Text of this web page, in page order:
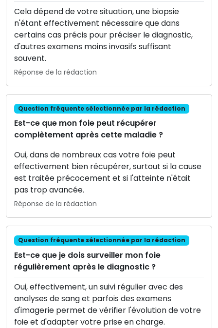
Cela dépend de votre situation, une biopsie
n'étant effectivement nécessaire que dans
certains cas précis pour préciser le diagnostic,
d'autres examens moins invasifs suffisant
souvent.
Réponse de la rédaction
Question fréquente sélectionnée par la rédaction
Est-ce que mon foie peut récupérer
complètement après cette maladie ?
Oui, dans de nombreux cas votre foie peut
effectivement bien récupérer, surtout si la cause
est traitée précocement et si l'atteinte n'était
pas trop avancée.
Réponse de la rédaction
Question fréquente sélectionnée par la rédaction
Est-ce que je dois surveiller mon foie
régulièrement après le diagnostic ?
Oui, effectivement, un suivi régulier avec des
analyses de sang et parfois des examens
d'imagerie permet de vérifier l'évolution de votre
foie et d'adapter votre prise en charge.